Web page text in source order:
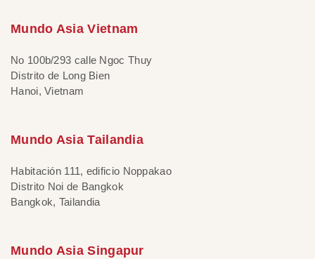
Mundo Asia Vietnam
No 100b/293 calle Ngoc Thuy
Distrito de Long Bien
Hanoi, Vietnam
Mundo Asia Tailandia
Habitación 111, edificio Noppakao
Distrito Noi de Bangkok
Bangkok, Tailandia
Mundo Asia Singapur